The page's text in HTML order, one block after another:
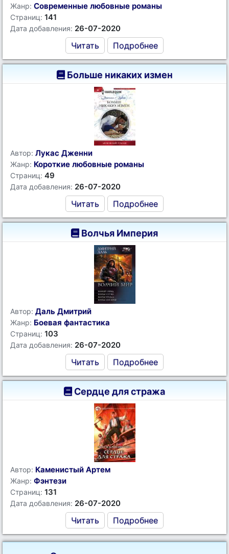
Жанр: Современные любовные романы
Страниц: 141
Дата добавления: 26-07-2020
Читать Подробнее
Больше никаких измен
Автор: Лукас Дженни
Жанр: Короткие любовные романы
Страниц: 49
Дата добавления: 26-07-2020
Читать Подробнее
Волчья Империя
Автор: Даль Дмитрий
Жанр: Боевая фантастика
Страниц: 103
Дата добавления: 26-07-2020
Читать Подробнее
Сердце для стража
Автор: Каменистый Артем
Жанр: Фэнтези
Страниц: 131
Дата добавления: 26-07-2020
Читать Подробнее